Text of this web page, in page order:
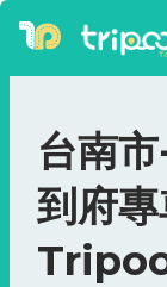
台南
到府